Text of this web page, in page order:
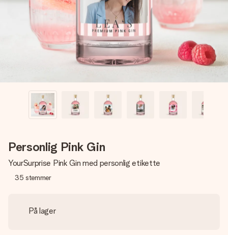
billede af dig eller en besked, der går lige i hendes hjerte.
Intet besvær men udelukkende en masse kærlighed i
øjeblikket.
Personlig Pink Gin
YourSurprise Pink Gin med personlig etikette
35 stemmer
På lager